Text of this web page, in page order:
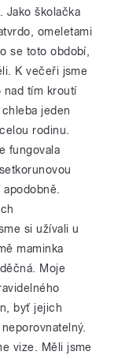
Jako školačka
omeletami
se toto období,
K večeři jsme
nad tím kroutí
jeden
rodinu.
fungovala
si užívali u
maminka
Moje
byť jejich
vize. Měli jsme